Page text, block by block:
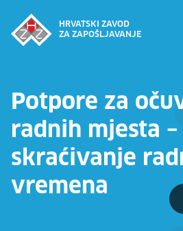
HRVATSKI ZAVOD
ZA ZAPOŠLJAVANJE
Potpore za
radnih mjesta –
skraćivanje
vremena